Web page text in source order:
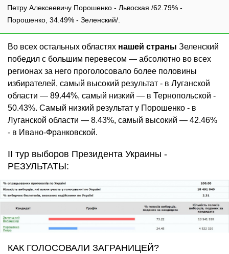
Петру Алексеевичу Порошенко - Львоская /62.79% -
Порошенко, 34.49% - Зеленский/.
Во всех остальных областях нашей страны Зеленский
победил с большим перевесом — абсолютно во всех
регионах за него проголосовало более половины
избирателей, самый высокий результат - в Луганской
области — 89.44%, самый низкий — в Тернопольской -
50.43%. Самый низкий результат у Порошенко - в
Луганской области — 8.43%, самый высокий — 42.46%
- в Ивано-Франковской.
II тур выборов Президента Украины -
РЕЗУЛЬТАТЫ:
КАК ГОЛОСОВАЛИ ЗАГРАНИЦЕЙ?